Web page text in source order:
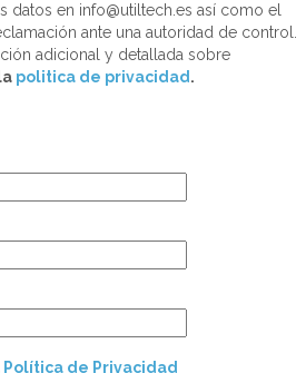
datos en info@utiltech.es así como el
ante una autoridad de control.
adicional y detallada sobre
politica de privacidad.
Política de Privacidad